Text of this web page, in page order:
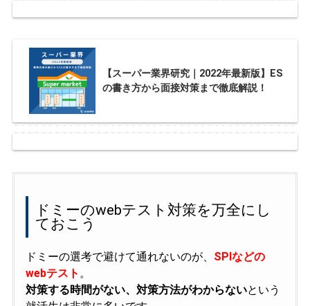
【スーパー業界研究｜2022年最新版】ES
の書き方から面接対策まで徹底解説！
ドミーのwebテスト対策を万全にし
ておこう
ドミーの選考で避けて通れないのが、 SPIなどの
webテスト 。
対策する時間がない、対策方法がわからないという